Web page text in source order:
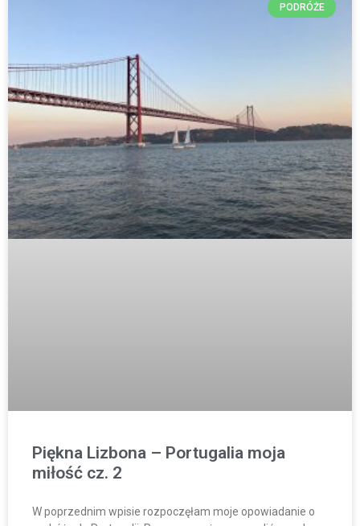
PODRÓŻE
Piękna Lizbona – Portugalia moja
miłość cz. 2
W poprzednim wpisie rozpoczęłam moje opowiadanie o